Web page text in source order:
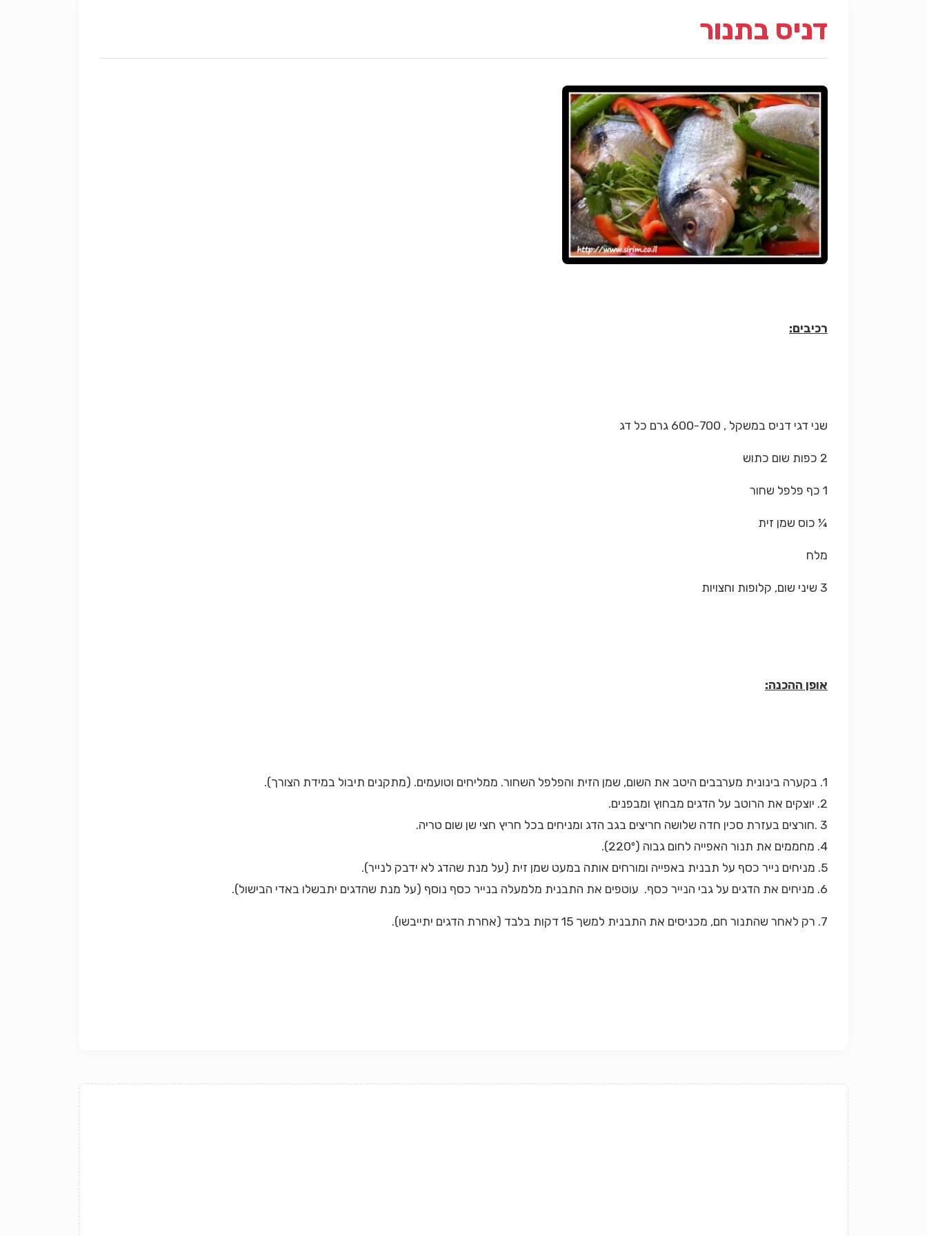
דניס בתנור
רכיבים:
שני דגי דניס במשקל , 600-700 גרם כל דג
2 כפות שום כתוש
1 כף פלפל שחור
¼ כוס שמן זית
מלח
3 שיני שום, קלופות וחצויות
אופן ההכנה:
1. בקערה בינונית מערבבים היטב את השום, שמן הזית והפלפל השחור. ממליחים וטועמים. (מתקנים תיבול במידת הצורך).
2. יוצקים את הרוטב על הדגים מבחוץ ומבפנים.
3 .חורצים בעזרת סכין חדה שלושה חריצים בגב הדג ומניחים בכל חריץ חצי שן שום טריה.
4. מחממים את תנור האפייה לחום גבוה (220º).
5. מניחים נייר כסף על תבנית באפייה ומורחים אותה במעט שמן זית (על מנת שהדג לא ידבק לנייר).
6. מניחים את הדגים על גבי הנייר כסף. עוטפים את התבנית מלמעלה בנייר כסף נוסף (על מנת שהדגים יתבשלו באדי הבישול).
7. רק לאחר שהתנור חם, מכניסים את התבנית למשך 15 דקות בלבד (אחרת הדגים יתייבשו).